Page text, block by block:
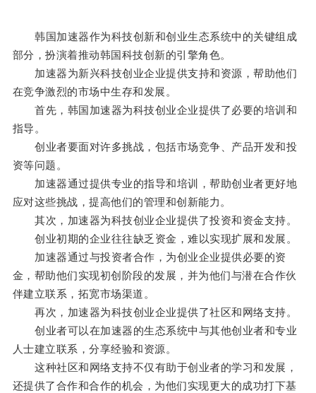
韩国加速器作为科技创新和创业生态系统中的关键组成
部分，扮演着推动韩国科技创新的引擎角色。
加速器为新兴科技创业企业提供支持和资源，帮助他们
在竞争激烈的市场中生存和发展。
首先，韩国加速器为科技创业企业提供了必要的培训和
指导。
创业者要面对许多挑战，包括市场竞争、产品开发和投
资等问题。
加速器通过提供专业的指导和培训，帮助创业者更好地
应对这些挑战，提高他们的管理和创新能力。
其次，加速器为科技创业企业提供了投资和资金支持。
创业初期的企业往往缺乏资金，难以实现扩展和发展。
加速器通过与投资者合作，为创业企业提供必要的资
金，帮助他们实现初创阶段的发展，并为他们与潜在合作伙
伴建立联系，拓宽市场渠道。
再次，加速器为科技创业企业提供了社区和网络支持。
创业者可以在加速器的生态系统中与其他创业者和专业
人士建立联系，分享经验和资源。
这种社区和网络支持不仅有助于创业者的学习和发展，
还提供了合作和合作的机会，为他们实现更大的成功打下基